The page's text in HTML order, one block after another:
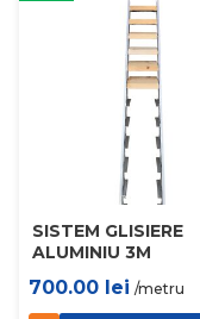
SISTEM GLISIERE
ALUMINIU 3M
700.00 lei /metru